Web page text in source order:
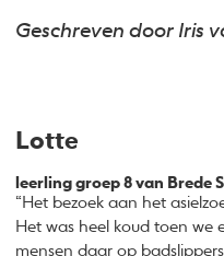
Geschreven door Iris
Lotte
leerling groep 8 van Brede
“Het bezoek aan het
Het was heel koud toen we
mensen daar op